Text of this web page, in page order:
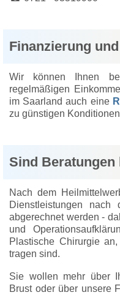
Finanzierung
Wir können Ihnen
regelmäßigen
im Saarland auch eine
zu günstigen
Sind
Nach dem
Dienstleistungen nach
abgerechnet werden -
und
Plastische Chirurgie
tragen sind.
Sie wollen mehr über
Brust oder über unsere